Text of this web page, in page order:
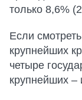
только 8,6%
Если
крупнейших
четыре
крупнейших –